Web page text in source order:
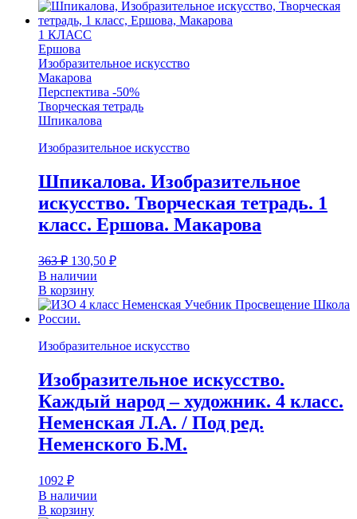
1 КЛАСС
Ершова
Изобразительное искусство
Макарова
Перспектива -50%
Творческая тетрадь
Шпикалова
Изобразительное искусство
Шпикалова. Изобразительное
искусство. Творческая тетрадь. 1
класс. Ершова. Макарова
363₽ 130,50 ₽
В наличии
В корзину
Изобразительное искусство
Изобразительное искусство.
Каждый народ – художник. 4 класс.
Неменская Л.А. / Под ред.
Неменского Б.М.
1092 ₽
В наличии
В корзину